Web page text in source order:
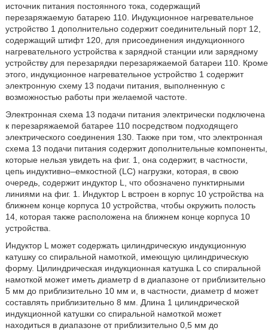
источник питания постоянного тока, содержащий
перезаряжаемую батарею 110. Индукционное нагревательное
устройство 1 дополнительно содержит соединительный порт 12,
содержащий штифт 120, для присоединения индукционного
нагревательного устройства к зарядной станции или зарядному
устройству для перезарядки перезаряжаемой батареи 110. Кроме
этого, индукционное нагревательное устройство 1 содержит
электронную схему 13 подачи питания, выполненную с
возможностью работы при желаемой частоте.
Электронная схема 13 подачи питания электрически подключена
к перезаряжаемой батарее 110 посредством подходящего
электрического соединения 130. Также при том, что электронная
схема 13 подачи питания содержит дополнительные компоненты,
которые нельзя увидеть на фиг. 1, она содержит, в частности,
цепь индуктивно–емкостной (LC) нагрузки, которая, в свою
очередь, содержит индуктор L, что обозначено пунктирными
линиями на фиг. 1. Индуктор L встроен в корпус 10 устройства на
ближнем конце корпуса 10 устройства, чтобы окружить полость
14, которая также расположена на ближнем конце корпуса 10
устройства.
Индуктор L может содержать цилиндрическую индукционную
катушку со спиральной намоткой, имеющую цилиндрическую
форму. Цилиндрическая индукционная катушка L со спиральной
намоткой может иметь диаметр d в диапазоне от приблизительно
5 мм до приблизительно 10 мм и, в частности, диаметр d может
составлять приблизительно 8 мм. Длина 1 цилиндрической
индукционной катушки со спиральной намоткой может
находиться в диапазоне от приблизительно 0,5 мм до